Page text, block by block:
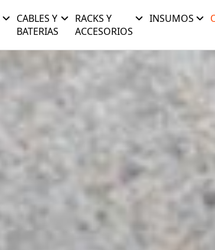
CABLES Y
BATERIAS
RACKS Y
ACCESORIOS
INSUMOS